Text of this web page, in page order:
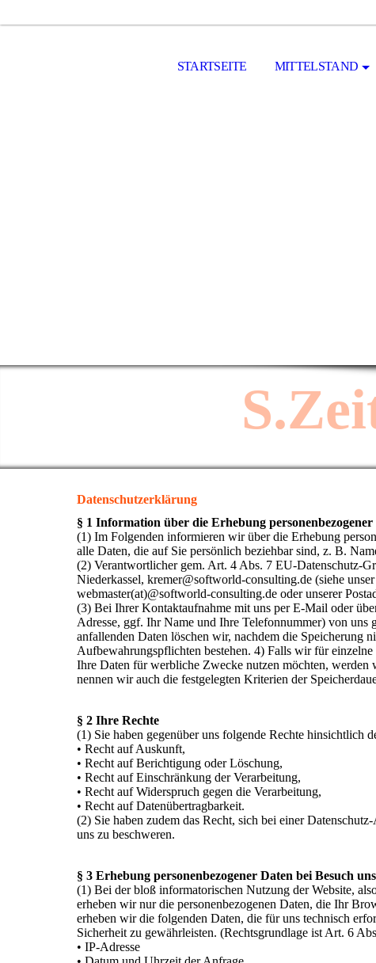
STARTSEITE MITTELSTAND
Datenschutzerklärung
§ 1 Information über die Erhebung personenbezogener
(1) Im Folgenden informieren wir über die Erhebung
alle Daten, die auf Sie persönlich beziehbar sind, z. B.
(2) Verantwortlicher gem. Art. 4 Abs. 7 EU-Datenschutz-
Niederkassel, kremer@softworld-consulting.de (siehe
webmaster(at)@softworld-consulting.de oder unserer
(3) Bei Ihrer Kontaktaufnahme mit uns per E-Mail oder
Adresse, ggf. Ihr Name und Ihre Telefonnummer) von uns
anfallenden Daten löschen wir, nachdem die Speicherung
Aufbewahrungspflichten bestehen. 4) Falls wir für
Ihre Daten für werbliche Zwecke nutzen möchten,
nennen wir auch die festgelegten Kriterien der
§ 2 Ihre Rechte
(1) Sie haben gegenüber uns folgende Rechte hinsichtlich
• Recht auf Auskunft,
• Recht auf Berichtigung oder Löschung,
• Recht auf Einschränkung der Verarbeitung,
• Recht auf Widerspruch gegen die Verarbeitung,
• Recht auf Datenübertragbarkeit.
(2) Sie haben zudem das Recht, sich bei einer
uns zu beschweren.
§ 3 Erhebung personenbezogener Daten bei Besuch
(1) Bei der bloß informatorischen Nutzung der Website,
erheben wir nur die personenbezogenen Daten, die Ihr
erheben wir die folgenden Daten, die für uns technisch
Sicherheit zu gewährleisten. (Rechtsgrundlage ist Art. 6
• IP-Adresse